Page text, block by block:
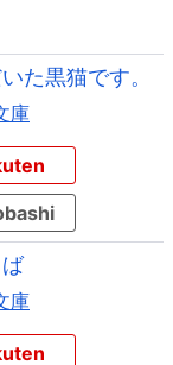
た黒猫です。
庫
庫